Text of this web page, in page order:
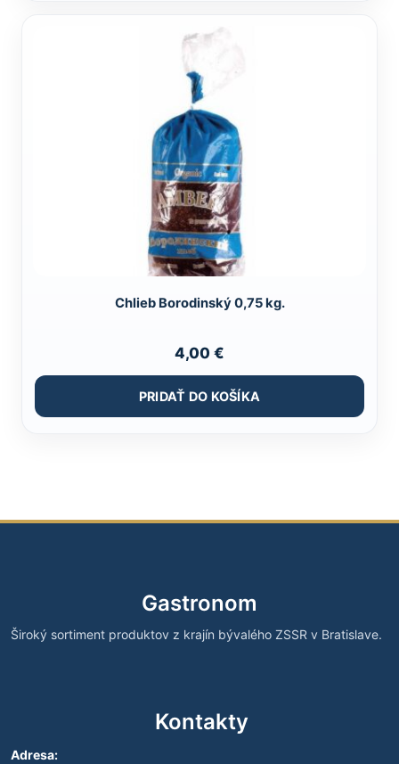
Chlieb Borodinský 0,75 kg.
4,00 €
PRIDAŤ DO KOŠÍKA
Gastronom
Široký sortiment produktov z krajín bývalého ZSSR v Bratislave.
Kontakty
Adresa: